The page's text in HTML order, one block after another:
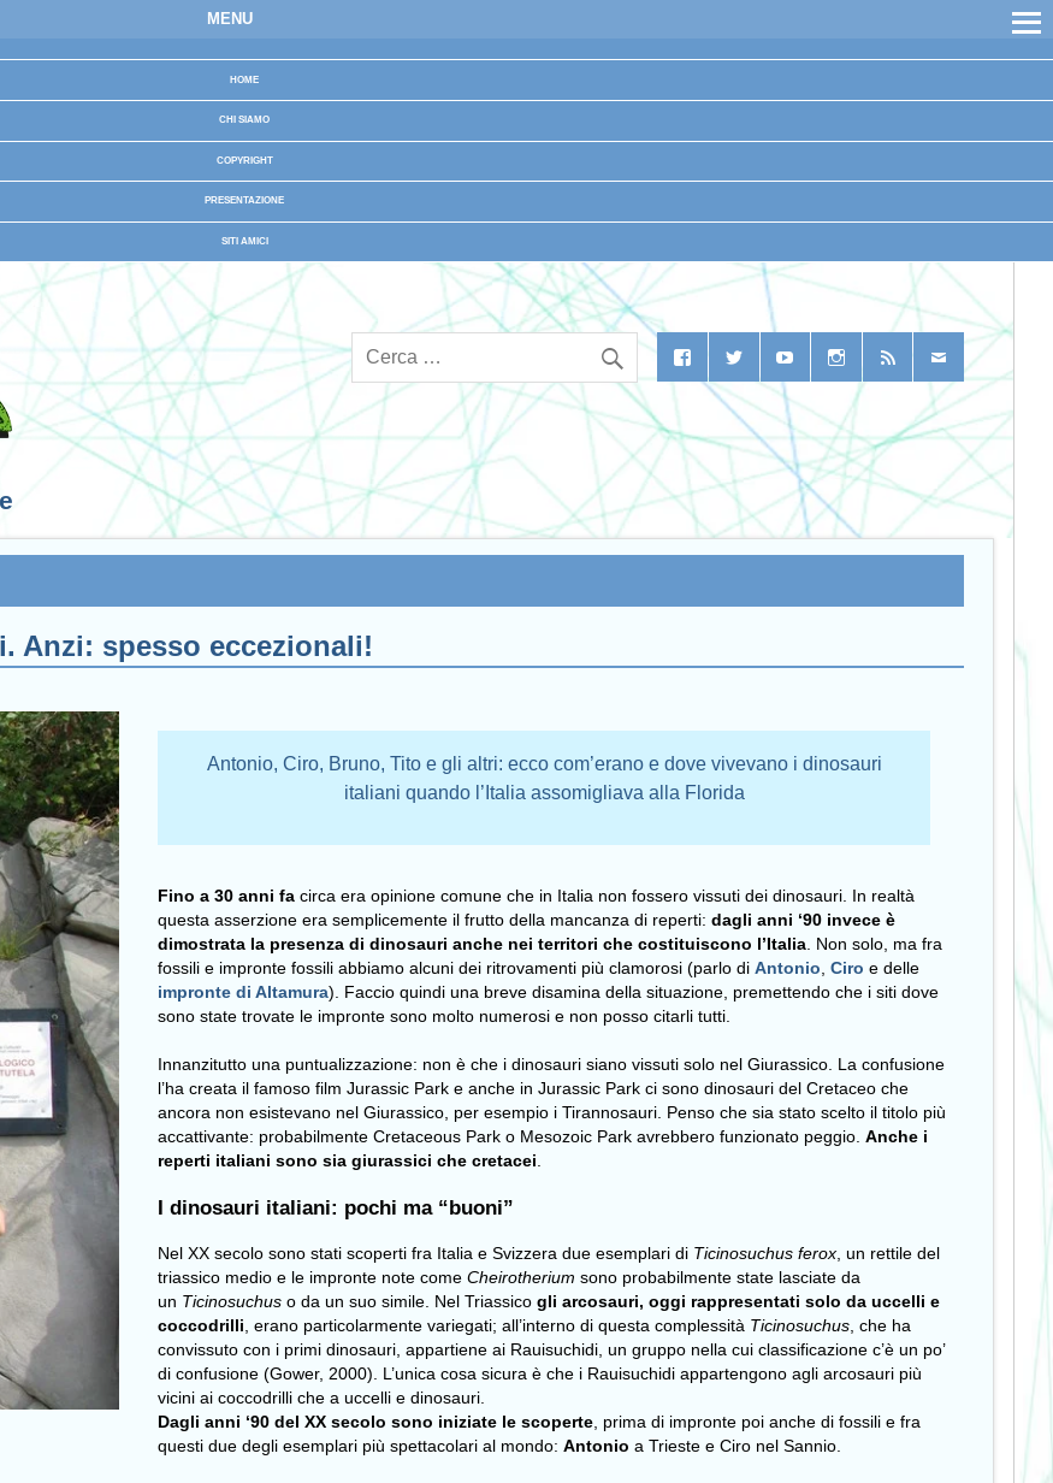
MENU
HOME
CHI SIAMO
COPYRIGHT
PRESENTAZIONE
SITI AMICI
Anzi: spesso eccezionali!
Antonio, Ciro, Bruno, Tito e gli altri: ecco com’erano e dove vivevano i dinosauri
italiani quando l’Italia assomigliava alla Florida
Fino a 30 anni fa circa era opinione comune che in Italia non fossero vissuti dei dinosauri. In realtà
questa asserzione era semplicemente il frutto della mancanza di reperti:dagli anni ‘90 invece è
dimostrata la presenza di dinosauri anche nei territori che costituiscono l’Italia . Non solo, ma fra
fossili e impronte fossili abbiamo alcuni dei ritrovamenti più clamorosi (parlo diAntonio ,Ciro e delle
impronte di Altamura). Faccio quindi una breve disamina della situazione, premettendo che i siti dove
sono state trovate le impronte sono molto numerosi e non posso citarli tutti.
Innanzitutto una puntualizzazione: non è che i dinosauri siano vissuti solo nel Giurassico. La confusione
l’ha creata il famoso film Jurassic Park e anche in Jurassic Park ci sono dinosauri del Cretaceo che
ancora non esistevano nel Giurassico, per esempio i Tirannosauri. Penso che sia stato scelto il titolo più
accattivante: probabilmente Cretaceous Park o Mesozoic Park avrebbero funzionato peggio.Anche i
reperti italiani sono sia giurassici che cretacei
I dinosauri italiani: pochi ma “buoni”
Nel XX secolo sono stati scoperti fra Italia e Svizzera due esemplari di Ticinosuchus ferox , un rettile del
triassico medio e le impronte note come Cheirotherium sono probabilmente state lasciate da
un Ticinosuchus o da un suo simile. Nel Triassicogli arcosauri, oggi rappresentati solo da uccelli e
coccodrilli , erano particolarmente variegati; all’interno di questa complessità Ticinosuchus , che ha
convissuto con i primi dinosauri, appartiene ai Rauisuchidi, un gruppo nella cui classificazione c’è un po’
di confusione (Gower, 2000). L’unica cosa sicura è che i Rauisuchidi appartengono agli arcosauri più
vicini ai coccodrilli che a uccelli e dinosauri.
Dagli anni ‘90 del XX secolo sono iniziate le scoperte , prima di impronte poi anche di fossili e fra
questi due degli esemplari più spettacolari al mondo: Antonioa Trieste e Ciro nel Sannio.